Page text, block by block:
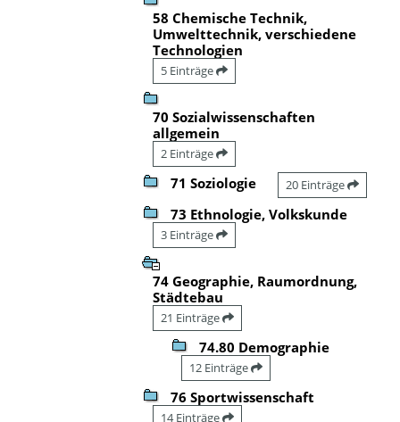
58 Chemische Technik,
Umwelttechnik, verschiedene
Technologien
5 Einträge
70 Sozialwissenschaften
allgemein
2 Einträge
71 Soziologie 20 Einträge
73 Ethnologie, Volkskunde
3 Einträge
74 Geographie, Raumordnung,
Städtebau
21 Einträge
74.80 Demographie
12 Einträge
76 Sportwissenschaft
14 Einträge